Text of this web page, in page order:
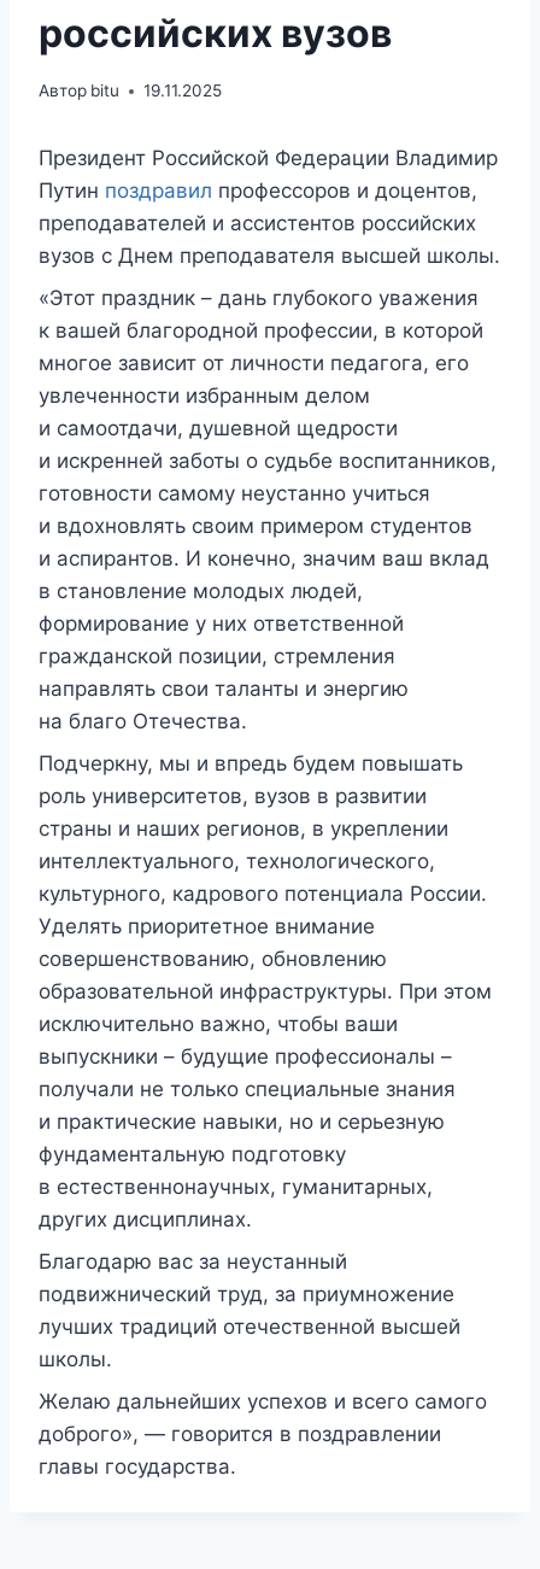
российских вузов
Автор bitu 19.11.2025
Президент Российской Федерации Владимир
Путин поздравил профессоров и доцентов,
преподавателей и ассистентов российских
вузов с Днем преподавателя высшей школы.
«Этот праздник – дань глубокого уважения
к вашей благородной профессии, в которой
многое зависит от личности педагога, его
увлеченности избранным делом
и самоотдачи, душевной щедрости
и искренней заботы о судьбе воспитанников,
готовности самому неустанно учиться
и вдохновлять своим примером студентов
и аспирантов. И конечно, значим ваш вклад
в становление молодых людей,
формирование у них ответственной
гражданской позиции, стремления
направлять свои таланты и энергию
на благо Отечества.
Подчеркну, мы и впредь будем повышать
роль университетов, вузов в развитии
страны и наших регионов, в укреплении
интеллектуального, технологического,
культурного, кадрового потенциала России.
Уделять приоритетное внимание
совершенствованию, обновлению
образовательной инфраструктуры. При этом
исключительно важно, чтобы ваши
выпускники – будущие профессионалы –
получали не только специальные знания
и практические навыки, но и серьезную
фундаментальную подготовку
в естественнонаучных, гуманитарных,
других дисциплинах.
Благодарю вас за неустанный
подвижнический труд, за приумножение
лучших традиций отечественной высшей
школы.
Желаю дальнейших успехов и всего самого
доброго», — говорится в поздравлении
главы государства.